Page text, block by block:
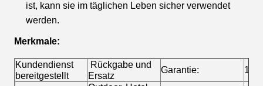
ist, kann sie im täglichen Leben sicher verwendet
werden.
Merkmale:
Kundendienst
bereitgestellt
Rückgabe und
Ersatz
Garantie: 1